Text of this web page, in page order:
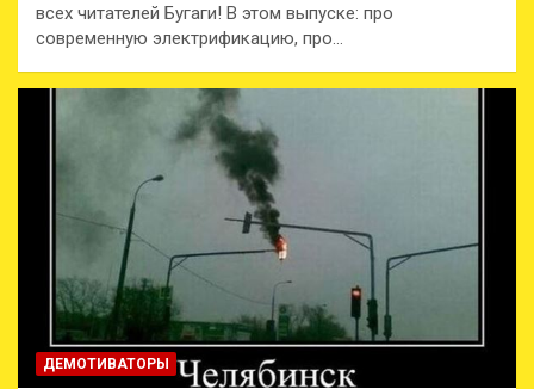
всех читателей Бугаги! В этом выпуске: про
современную электрификацию, про…
ДЕМОТИВАТОРЫ